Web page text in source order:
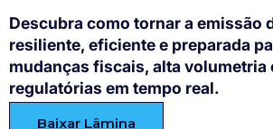
Descubra como tornar a emissão
resiliente, eficiente e preparada
mudanças fiscais, alta volumetria
regulatórias em tempo real.
Baixar Lâmina